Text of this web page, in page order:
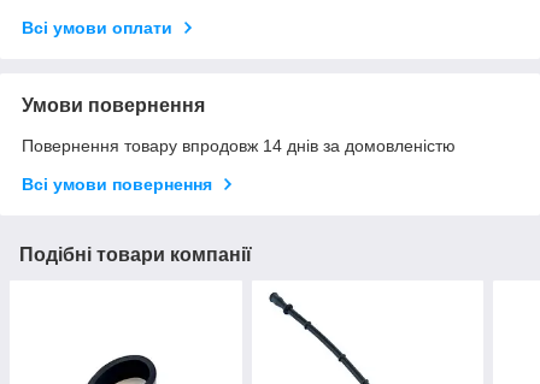
Всі умови оплати
Умови повернення
Повернення товару впродовж 14 днів за домовленістю
Всі умови повернення
Подібні товари компанії